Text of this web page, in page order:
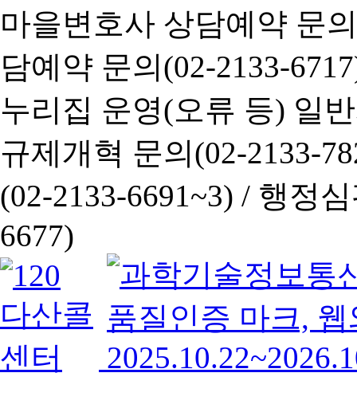
마을변호사 상담예약 문
담예약 문의(02-2133-
누리집 운영(오류 등) 일
규제개혁 문의(02-2133-
(02-2133-6691~3) / 행정심
6677)